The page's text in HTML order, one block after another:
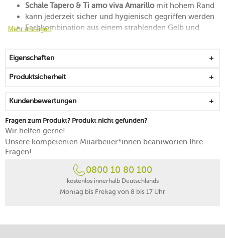
Schale Tapero & Ti amo viva Amarillomit hohem Rand
kann jederzeit sicher und hygienisch gegriffen werden
Farbkombination aus einem strahlenden Gelb und
die Linienführung ist klar und unkompliziert
durch ein zartes Glanzfinish wird der Look gekonnt
backofenfest
spülmaschinengeeignet
Mehr anzeigen
Eigenschaften
Produktsicherheit
Kundenbewertungen
Fragen zum Produkt? Produkt nicht gefunden?
Wir helfen gerne!
Unsere kompetenten Mitarbeiter*innen beantworten Ihre
Fragen!
0800 10 80 100
kostenlos innerhalb Deutschlands
Montag bis Freitag von 8 bis 17 Uhr